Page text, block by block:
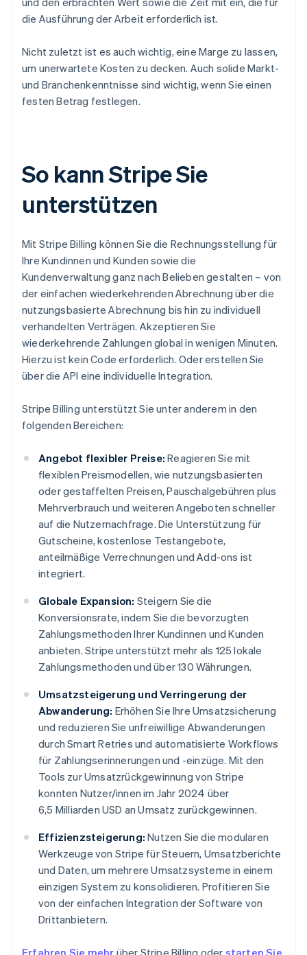
die Ausführung der Arbeit erforderlich ist.
Nicht zuletzt ist es auch wichtig, eine Marge zu lassen,
um unerwartete Kosten zu decken. Auch solide Markt-
und Branchenkenntnisse sind wichtig, wenn Sie einen
festen Betrag festlegen.
So kann Stripe Sie
unterstützen
Mit Stripe Billing können Sie die Rechnungsstellung für
Ihre Kundinnen und Kunden sowie die
Kundenverwaltung ganz nach Belieben gestalten – von
der einfachen wiederkehrenden Abrechnung über die
nutzungsbasierte Abrechnung bis hin zu individuell
verhandelten Verträgen. Akzeptieren Sie
wiederkehrende Zahlungen global in wenigen Minuten.
Hierzu ist kein Code erforderlich. Oder erstellen Sie
über die API eine individuelle Integration.
Stripe Billing unterstützt Sie unter anderem in den
folgenden Bereichen:
Angebot flexibler Preise: Reagieren Sie mit
flexiblen Preismodellen, wie nutzungsbasierten
oder gestaffelten Preisen, Pauschalgebühren plus
Mehrverbrauch und weiteren Angeboten schneller
auf die Nutzernachfrage. Die Unterstützung für
Gutscheine, kostenlose Testangebote,
anteilmäßige Verrechnungen und Add-ons ist
integriert.
Globale Expansion: Steigern Sie die
Konversionsrate, indem Sie die bevorzugten
Zahlungsmethoden Ihrer Kundinnen und Kunden
anbieten. Stripe unterstützt mehr als 125 lokale
Zahlungsmethoden und über 130 Währungen.
Umsatzsteigerung und Verringerung der
Abwanderung: Erhöhen Sie Ihre Umsatzsicherung
und reduzieren Sie unfreiwillige Abwanderungen
durch Smart Retries und automatisierte Workflows
für Zahlungserinnerungen und -einzüge. Mit den
Tools zur Umsatzrückgewinnung von Stripe
konnten Nutzer/innen im Jahr 2024 über
6,5 Milliarden USD an Umsatz zurückgewinnen.
Effizienzsteigerung: Nutzen Sie die modularen
Werkzeuge von Stripe für Steuern, Umsatzberichte
und Daten, um mehrere Umsatzsysteme in einem
einzigen System zu konsolidieren. Profitieren Sie
von der einfachen Integration der Software von
Drittanbietern.